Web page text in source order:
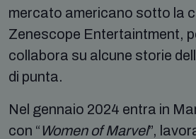
mercato americano sotto la
Zenescope Entertaintment,
collabora su alcune storie
di punta.
Nel gennaio 2024 entra in
con “Women of Marvel”,